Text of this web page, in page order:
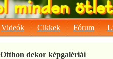
Videók Cikkek Fórum
Otthon dekor képgalériái